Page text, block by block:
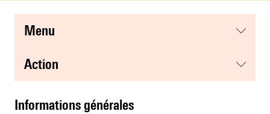
menu
action
informations générales